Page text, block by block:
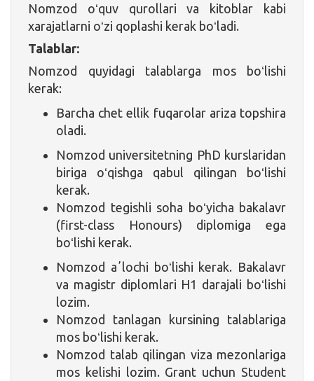
Nomzod oʻquv qurollari va kitoblar kabi
xarajatlarni oʻzi qoplashi kerak boʻladi.
Talablar:
Nomzod quyidagi talablarga mos boʻlishi
kerak:
Barcha chet ellik fuqarolar ariza topshira
oladi.
Nomzod universitetning PhD kurslaridan
biriga oʻqishga qabul qilingan boʻlishi
kerak.
Nomzod tegishli soha boʻyicha bakalavr
(first-class Honours) diplomiga ega
boʻlishi kerak.
Nomzod aʼlochi boʻlishi kerak. Bakalavr
va magistr diplomlari H1 darajali boʻlishi
lozim.
Nomzod tanlagan kursining talablariga
mos boʻlishi kerak.
Nomzod talab qilingan viza mezonlariga
mos kelishi lozim. Grant uchun Student